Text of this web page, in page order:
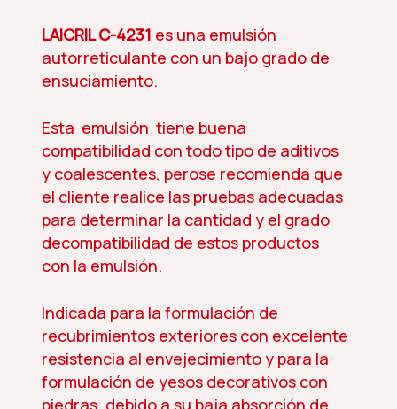
LAICRIL C-4231 es una emulsión
autorreticulante con un bajo grado de
ensuciamiento.
Esta emulsión tiene buena
compatibilidad con todo tipo de aditivos
y coalescentes, perose recomienda que
el cliente realice las pruebas adecuadas
para determinar la cantidad y el grado
decompatibilidad de estos productos
con la emulsión.
Indicada para la formulación de
recubrimientos exteriores con excelente
resistencia al envejecimiento y para la
formulación de yesos decorativos con